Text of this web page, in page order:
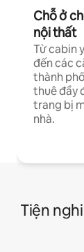
Chỗ ở
nội thất
Từ cabin
đến các
thành
thuê đầy
trang bị
nhà.
Tiện